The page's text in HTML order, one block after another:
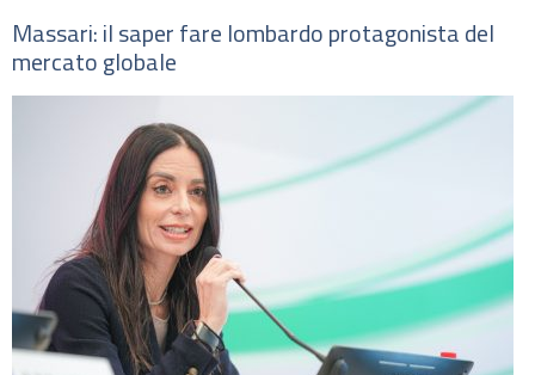
Massari: il saper fare lombardo protagonista del
mercato globale